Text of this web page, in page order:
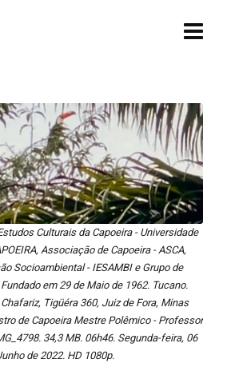
Culturais da Capoeira - Universidade
Associação de Capoeira - ASCA,
Socioambiental - IESAMBI e Grupo de
em 29 de Maio de 1962. Tucano.
Tigüéra 360, Juiz de Fora, Minas
de Capoeira Mestre Polêmico - Professor
34,3 MB. 06h46. Segunda-feira, 06
de 2022. HD 1080p.